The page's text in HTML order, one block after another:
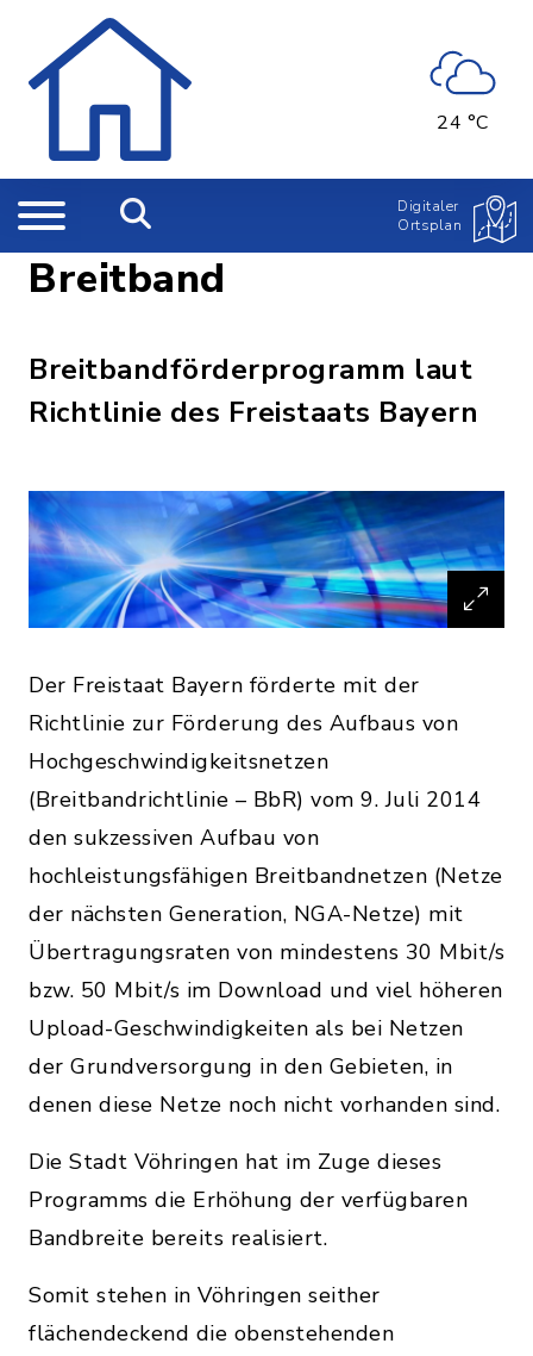
24 °C
Digitaler
Ortsplan
Breitband
Breitbandförderprogramm laut
Richtlinie des Freistaats Bayern
Der Freistaat Bayern förderte mit der
Richtlinie zur Förderung des Aufbaus von
Hochgeschwindigkeitsnetzen
(Breitbandrichtlinie – BbR) vom 9. Juli 2014
den sukzessiven Aufbau von
hochleistungsfähigen Breitbandnetzen (Netze
der nächsten Generation, NGA-Netze) mit
Übertragungsraten von mindestens 30 Mbit/s
bzw. 50 Mbit/s im Download und viel höheren
Upload-Geschwindigkeiten als bei Netzen
der Grundversorgung in den Gebieten, in
denen diese Netze noch nicht vorhanden sind.
Die Stadt Vöhringen hat im Zuge dieses
Programms die Erhöhung der verfügbaren
Bandbreite bereits realisiert.
Somit stehen in Vöhringen seither
flächendeckend die obenstehenden